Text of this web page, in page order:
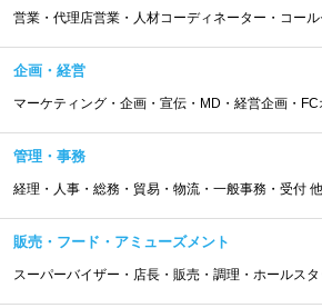
営業・代理店営業・人材コーディネーター・コー
企画・経営
マーケティング・企画・宣伝・MD・経営企画・
管理・事務
経理・人事・総務・貿易・物流・一般事務・受付 他
販売・フード・アミューズメント
スーパーバイザー・店長・販売・調理・ホールス